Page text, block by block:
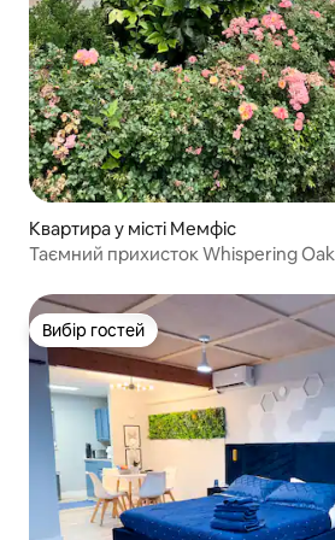
Квартира у місті Мемфіс
Таємний прихисток Whispering Oak
Вибір гостей
Вибір гостей